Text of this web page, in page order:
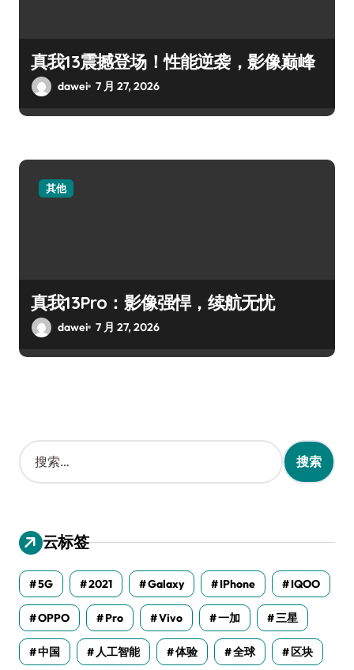
真我13震撼登场！性能逆袭，影像巅峰
dawei 7 月 27, 2026
其他
真我13Pro：影像强悍，续航无忧
dawei 7 月 27, 2026
搜
索
：
云标签
5G 2021 Galaxy IPhone IQOO
OPPO Pro Vivo 一加 三星
中国 人工智能 体验 全球 区块